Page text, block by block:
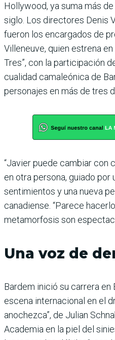
Hollywood, ya suma más
siglo. Los directores Denis
fueron los encargados de
Villeneuve, quien estrena
Tres”, con la participación
cualidad camaleónica de
personajes en más de tres
“Javier puede cambiar con
en otra persona, guiado por
sentimientos y una nueva
canadiense. “Parece
metamorfosis son
Una voz de
Bardem inició su carrera en
escena internacional en el
anochezca”, de Julian
Academia en la piel del